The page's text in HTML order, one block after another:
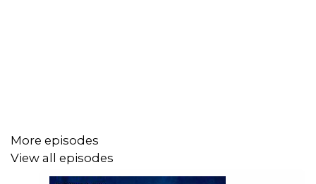
More episodes
View all episodes